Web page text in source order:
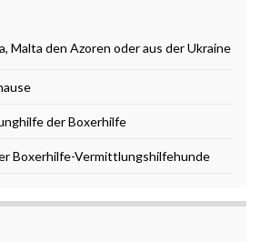
Malta den Azoren oder aus der Ukraine
der Boxerhilfe
Boxerhilfe-Vermittlungshilfehunde